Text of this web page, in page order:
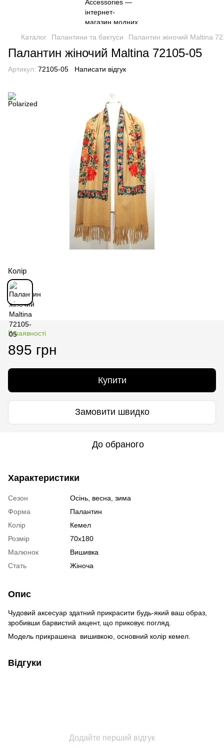
Каталог Палантини та бактуси Палантин жіночий Maltina
Палантин жіночий Maltina 72105-05
Артикул: 72105-05 Написати відгук
Колір
В наявності
895 грн
Купити
Замовити швидко
До обраного
Характеристики
Сезон
Осінь, весна, зима
Форма
Палантин
Колір
Кемел
Розмір
70х180
Малюнок
Вишивка
Стать
Жіноча
Опис
Чудовий аксесуар здатний прикрасити будь-який ваш образ,
зробивши барвистий акцент, що приковує погляд.
Модель прикрашена вишивкою, основний колір кемел.
Відгуки
Додайте перший відгук